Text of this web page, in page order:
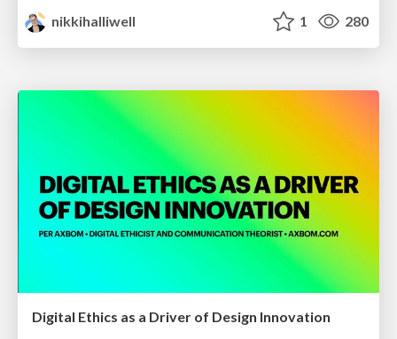
nikkihalliwell
1 280
Digital Ethics as a Driver of Design Innovation